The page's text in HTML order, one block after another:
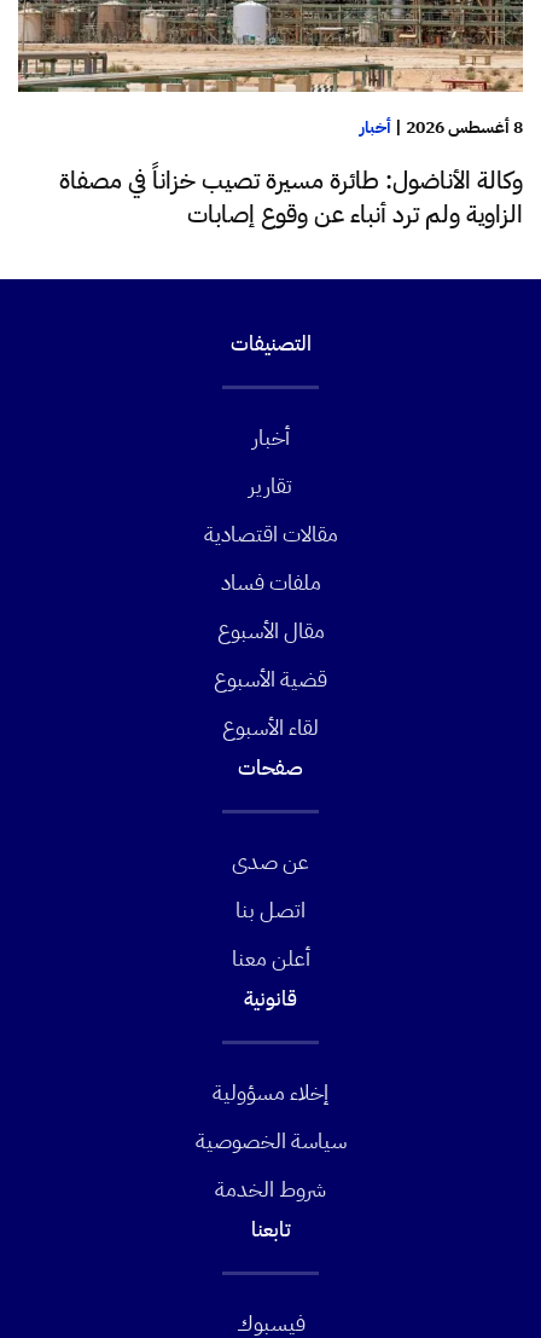
8 أغسطس 2026 | أخبار
وكالة الأناضول: طائرة مسيرة تصيب خزاناً في مصفاة
الزاوية ولم ترد أنباء عن وقوع إصابات
التصنيفات
أخبار
تقارير
مقالات اقتصادية
ملفات فساد
مقال الأسبوع
قضية الأسبوع
لقاء الأسبوع
صفحات
عن صدى
اتصل بنا
أعلن معنا
قانونية
إخلاء مسؤولية
سياسة الخصوصية
شروط الخدمة
تابعنا
فيسبوك